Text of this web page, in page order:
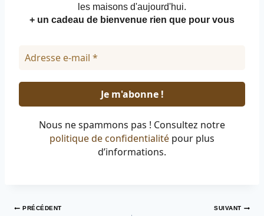
les maisons d'aujourd'hui.
+ un cadeau de bienvenue rien que pour vous
Nous ne spammons pas ! Consultez notre
politique de confidentialité pour plus
d’informations.
Navigation
PRÉCÉDENT SUIVANT